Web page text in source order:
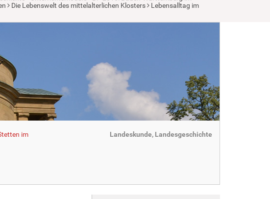
Die Lebenswelt des mittelalterlichen Klosters
Lebensalltag im
im
Landeskunde, Landesgeschichte